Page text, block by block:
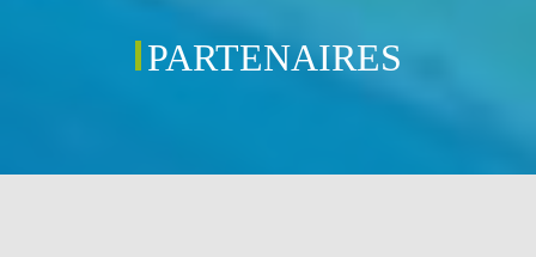
PARTENAIRES